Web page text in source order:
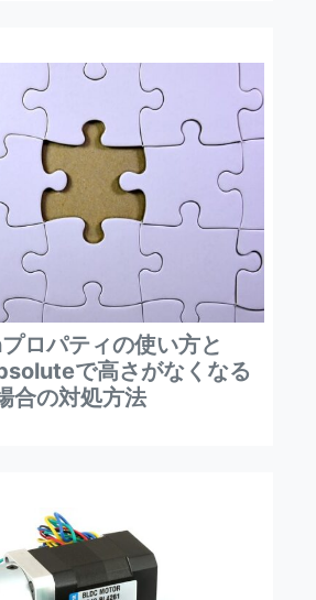
ロパティの使い方と
で高さがなくなる
合の対処方法